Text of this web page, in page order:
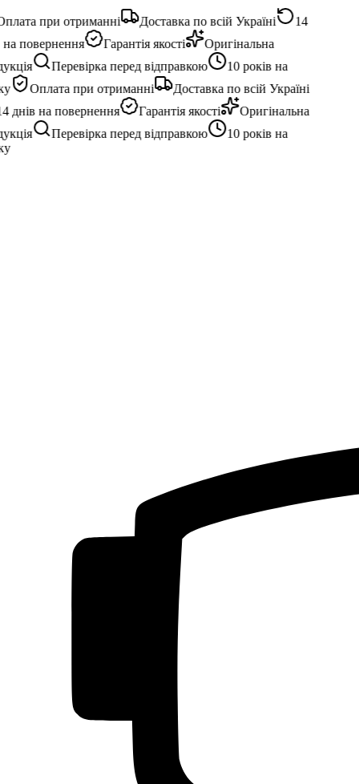
при отриманні Доставка по всій Україні
14
повернення
Гарантія якості
Оригінальна
Перевірка перед відправкою
10 років на
Оплата при отриманні
Доставка по всій Україні
днів на повернення
Гарантія якості
Оригінальна
Перевірка перед відправкою
10 років на